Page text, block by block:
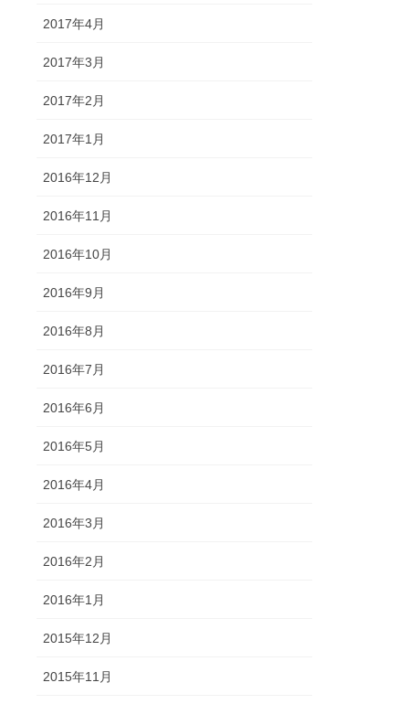
2017年4月
2017年3月
2017年2月
2017年1月
2016年12月
2016年11月
2016年10月
2016年9月
2016年8月
2016年7月
2016年6月
2016年5月
2016年4月
2016年3月
2016年2月
2016年1月
2015年12月
2015年11月